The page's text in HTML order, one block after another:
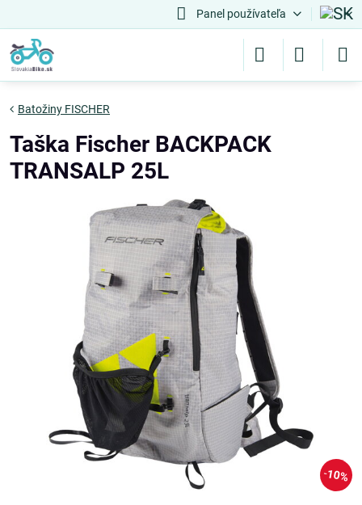
Panel používateľa
10%
Batožiny FISCHER
Taška Fischer BACKPACK
TRANSALP 25L